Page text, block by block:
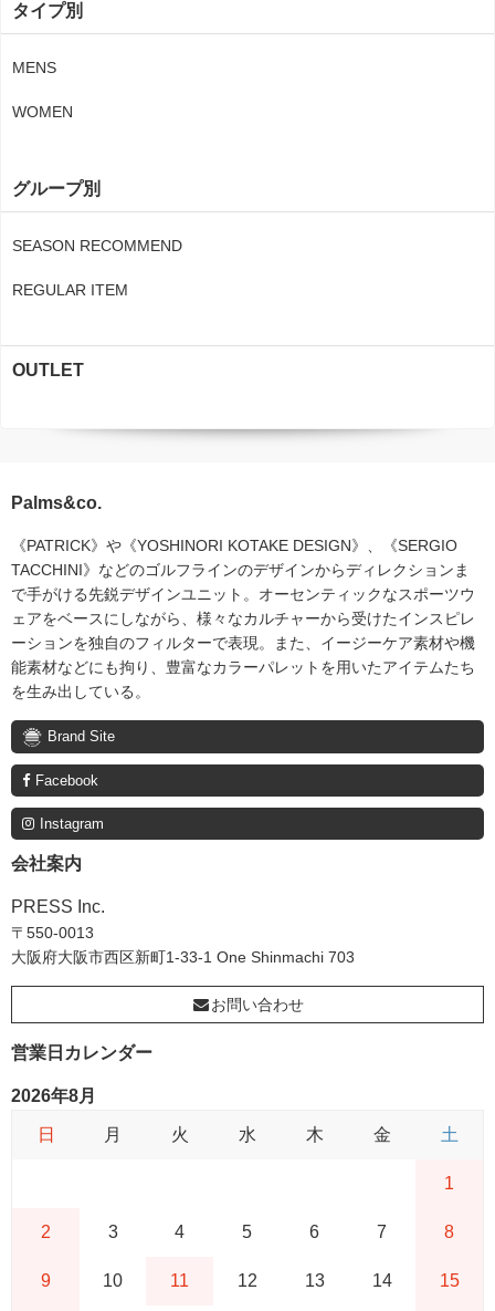
タイプ別
MENS
WOMEN
グループ別
SEASON RECOMMEND
REGULAR ITEM
OUTLET
Palms&co.
《PATRICK》や《YOSHINORI KOTAKE DESIGN》、《SERGIO
TACCHINI》などのゴルフラインのデザインからディレクションま
で手がける先鋭デザインユニット。オーセンティックなスポーツウ
ェアをベースにしながら、様々なカルチャーから受けたインスピレ
ーションを独自のフィルターで表現。また、イージーケア素材や機
能素材などにも拘り、豊富なカラーパレットを用いたアイテムたち
を生み出している。
Brand Site
Facebook
Instagram
会社案内
PRESS Inc.
〒550-0013
大阪府大阪市西区新町1-33-1 One Shinmachi 703
お問い合わせ
営業日カレンダー
2026年8月
日 月 火 水 木 金 土
1
2 3 4 5 6 7 8
9 10 11 12 13 14 15